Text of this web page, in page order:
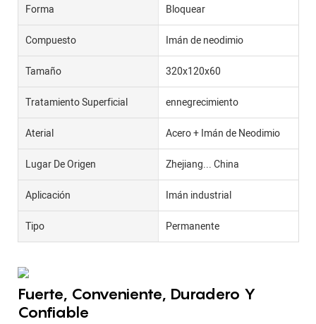
Forma Bloquear
Compuesto Imán de neodimio
Tamaño 320x120x60
Tratamiento Superficial ennegrecimiento
Aterial Acero + Imán de Neodimio
Lugar De Origen Zhejiang... China
Aplicación Imán industrial
Tipo Permanente
Fuerte, Conveniente, Duradero Y
Confiable